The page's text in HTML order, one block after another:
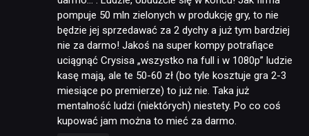
PUBLICYSTYKA
KULTURA
pompuje 50 mln zielonych w produkcję gry, to nie
będzie jej sprzedawać za 2 dychy a już tym bardziej
nie za darmo! Jakoś na super kompy potrafiące
uciągnąć Crysisa „wszystko na full i w 1080p” ludzie
kasę mają, ale te 50-60 zł (bo tyle kosztuje gra 2-3
miesiące po premierze) to już nie. Taka już
mentalność ludzi (niektórych) niestety. Po co coś
kupować jam można to mieć za darmo.